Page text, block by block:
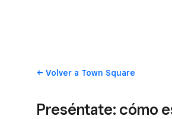
Volvera Town Square
Preséntate: cómo